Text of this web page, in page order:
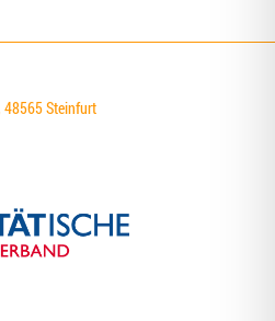
48565 Steinfurt